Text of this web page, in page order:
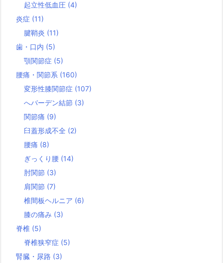
起立性低血圧 (4)
炎症 (11)
腱鞘炎 (11)
歯・口内 (5)
顎関節症 (5)
腰痛・関節系 (160)
変形性膝関節症 (107)
へバーデン結節 (3)
関節痛 (9)
臼蓋形成不全 (2)
腰痛 (8)
ぎっくり腰 (14)
肘関節 (3)
肩関節 (7)
椎間板ヘルニア (6)
膝の痛み (3)
脊椎 (5)
脊椎狭窄症 (5)
腎臓・尿路 (3)